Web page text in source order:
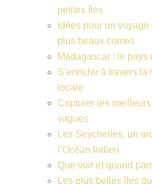
petites îles
Idées pour un
plus beaux contes
Madagascar : le pays
S’enrichir à travers
locale
Capturer les
vagues
Les Seychelles, un
l’Océan Indien
Que voir et quand
Les plus belles îles